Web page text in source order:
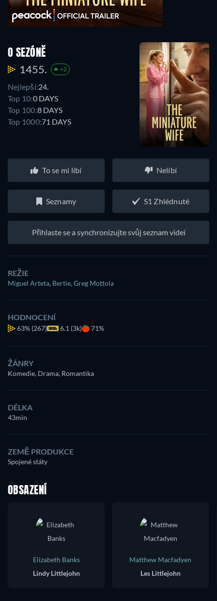
O SEZÓNĚ
1455. +2
Nejlepší:24.
Top 10:0 DAYS
Top 100:8 DAYS
Top 1000:71 DAYS
To se mi líbí Nelíbí
Seznamy S1 Zhlédnuté
Přihlaste se a synchronizujte svůj seznam videí
REŽIE
Miguel Arteta, Bertie,Greg Mottola
HODNOCENÍ
63% (267) 6.1 (3k) 71%
ŽÁNRY
Komedie, Drama, Romantika
DÉLKA
43min
ZEMĚ PRODUKCE
Spojené státy
OBSAZENÍ
Elizabeth Banks
Lindy Littlejohn
Matthew Macfadyen
Les Littlejohn